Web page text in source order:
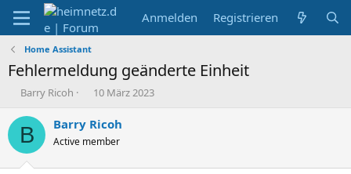
Anmelden Registrieren
Home Assistant
Fehlermeldung geänderte Einheit
E
s
Barry Ricoh
E
s
e
10 März 2023
B Barry Ricoh
Active member